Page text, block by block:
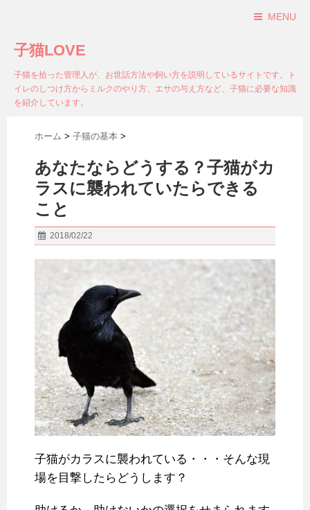
MENU
子猫LOVE
子猫を拾った管理人が、お世話方法や飼い方を説明しているサイトです。ト
イレのしつけ方からミルクのやり方、エサの与え方など、子猫に必要な知識
を紹介しています。
ホーム > 子猫の基本 >
あなたならどうする？子猫がカ
ラスに襲われていたらできる
こと
2018/02/22
子猫がカラスに襲われている・・・そんな現
場を目撃したらどうします？